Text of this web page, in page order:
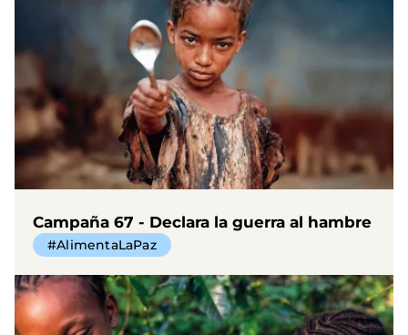
Campaña 67 - Declara la guerra al hambre
#AlimentaLaPaz